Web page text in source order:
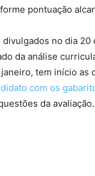
pontuação
no dia 20
da análise
tem início as
com os
da avaliação.